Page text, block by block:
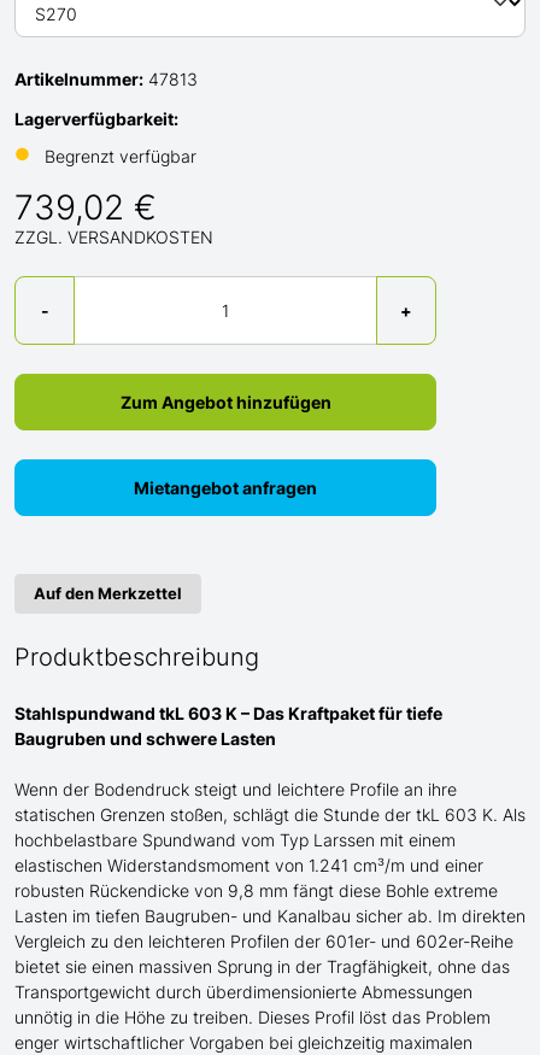
Artikelnummer: 47813
Lagerverfügbarkeit:
●
Begrenzt verfügbar
739,02 €
ZZGL. VERSANDKOSTEN
-
Menge
+
Zum Angebot hinzufügen
Mietangebot anfragen
Auf den Merkzettel
Produktbeschreibung
Stahlspundwand tkL 603 K – Das Kraftpaket für tiefe
Baugruben und schwere Lasten
Wenn der Bodendruck steigt und leichtere Profile an ihre
statischen Grenzen stoßen, schlägt die Stunde der tkL 603 K. Als
hochbelastbare Spundwand vom Typ Larssen mit einem
elastischen Widerstandsmoment von 1.241 cm³/m und einer
robusten Rückendicke von 9,8 mm fängt diese Bohle extreme
Lasten im tiefen Baugruben- und Kanalbau sicher ab. Im direkten
Vergleich zu den leichteren Profilen der 601er- und 602er-Reihe
bietet sie einen massiven Sprung in der Tragfähigkeit, ohne das
Transportgewicht durch überdimensionierte Abmessungen
unnötig in die Höhe zu treiben. Dieses Profil löst das Problem
enger wirtschaftlicher Vorgaben bei gleichzeitig maximalen